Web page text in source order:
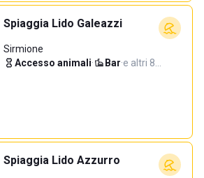
Spiaggia Lido Galeazzi
Sirmione
Accesso animali· Bar·e altri 8…
Spiaggia Lido Azzurro